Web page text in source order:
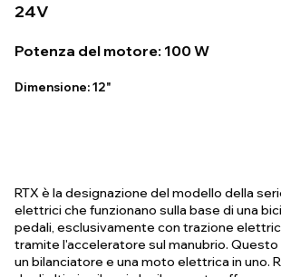
24V
Potenza del motore: 100 W
Dimensione: 12"
RTX è la designazione del modello della
elettrici che funzionano sulla base di una
pedali, esclusivamente con trazione
tramite l'acceleratore sul manubrio.
un bilanciatore e una moto elettrica in uno.